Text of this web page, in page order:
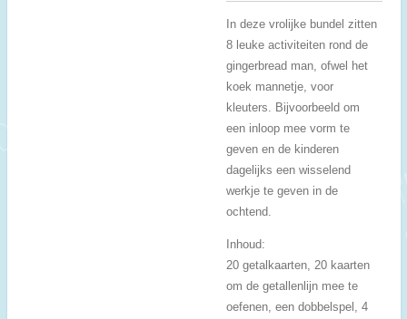
In deze vrolijke bundel zitten
8 leuke activiteiten rond de
gingerbread man, ofwel het
koek mannetje, voor
kleuters. Bijvoorbeeld om
een inloop mee vorm te
geven en de kinderen
dagelijks een wisselend
werkje te geven in de
ochtend.
Inhoud:
20 getalkaarten, 20 kaarten
om de getallenlijn mee te
oefenen, een dobbelspel, 4